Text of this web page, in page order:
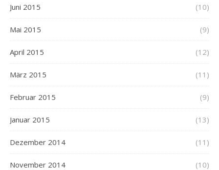
Juni 2015 (10)
Mai 2015 (9)
April 2015 (12)
März 2015 (11)
Februar 2015 (9)
Januar 2015 (13)
Dezember 2014 (11)
November 2014 (10)